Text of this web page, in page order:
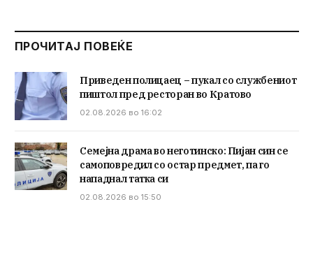
ПРОЧИТАЈ ПОВЕЌЕ
Приведен полицаец – пукал со службениот
пиштол пред ресторан во Кратово
02.08.2026 во 16:02
Семејна драма во неготинско: Пијан син се
самоповредил со остар предмет, па го
нападнал татка си
02.08.2026 во 15:50